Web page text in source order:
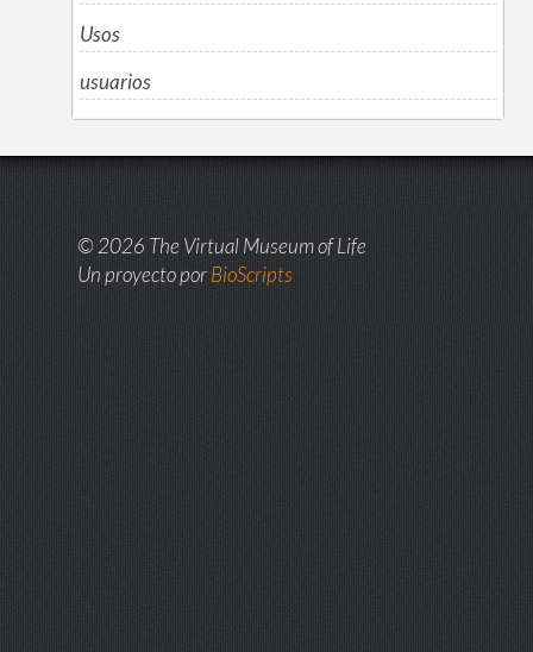
Usos
usuarios
© 2026 The Virtual Museum of Life
Un proyecto porBioScripts